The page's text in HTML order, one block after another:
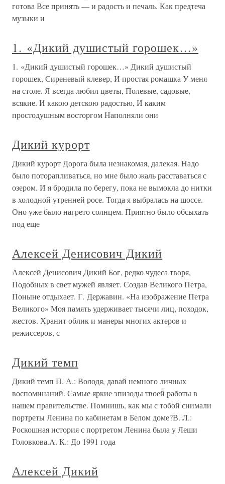
готова Все принять — и радость и печаль. Как предтеча
музыки и
1. «Дикий душистый горошек…»
1. «Дикий душистый горошек…» Дикий душистый
горошек, Сиреневый клевер, И простая ромашка У меня
на столе. Я всегда любил цветы, Полевые, садовые,
всякие. И какою детскою радостью, И каким
простодушным восторгом Наполняли они
Дикий курорт
Дикий курорт Дорога была незнакомая, далекая. Надо
было поторапливаться, но мне было жаль расставаться с
озером. И я бродила по берегу, пока не вымокла до нитки
в холодной утренней росе. Тогда я выбралась на шоссе.
Оно уже было нагрето солнцем. Приятно было обсыхать
под еще
Алексей Денисович Дикий
Алексей Денисович Дикий Бог, редко чудеса творя,
Подобных в свет мужей являет. Создав Великого Петра,
Поныне отдыхает. Г. Державин. «На изображение Петра
Великого» Моя память удерживает тысячи лиц, походок,
жестов. Хранит облик и манеры многих актеров и
режиссеров, с
Дикий темп
Дикий темп П. А.: Володя, давай немного личных
воспоминаний. Самые яркие эпизоды твоей работы в
нашем правительстве. Помнишь, как мы с тобой снимали
портреты Ленина по кабинетам в Белом доме?В. Л.:
Роскошная история с портретом Ленина была у Леши
Головкова.A. К.: До 1991 года
Алексей Дикий